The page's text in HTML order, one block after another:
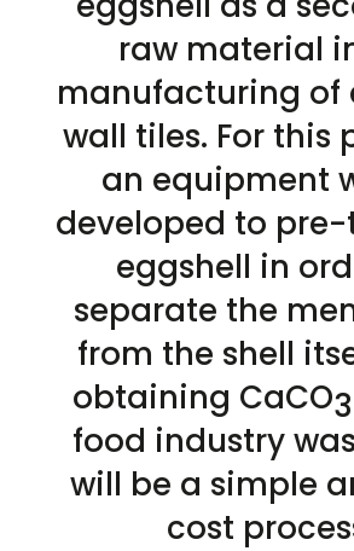
raw material
manufacturing of
wall tiles. For this
an equipment
developed to
eggshell in
separate the
from the shell
obtaining CaCO3
food industry
will be a simple
cost